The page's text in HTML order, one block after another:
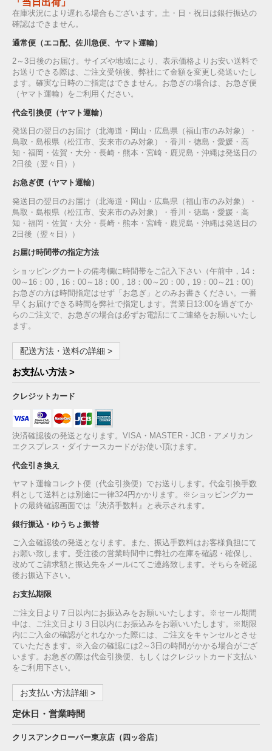
「当日出荷」
在庫状況により遅れる場合もございます。土・日・祝日は銀行振込の
確認はできません。
通常便（エコ配、佐川急便、ヤマト運輸）
2～3日後のお届け。サイズや地域により、表示価格よりお安い送料で
お送りできる際は、ご注文受領後、弊社にて金額を変更し発送いたし
ます。確実な日時のご指定はできません。お急ぎの場合は、お急ぎ便
（ヤマト運輸）をご利用ください。
代金引換便（ヤマト運輸）
発送日の翌日のお届け（北海道・岡山・広島県（福山市のみ対象）・
鳥取・島根県（松江市、安来市のみ対象）・香川・徳島・愛媛・高
知・福岡・佐賀・大分・長崎・熊本・宮崎・鹿児島・沖縄は発送日の
2日後（翌々日））
お急ぎ便（ヤマト運輸）
発送日の翌日のお届け（北海道・岡山・広島県（福山市のみ対象）・
鳥取・島根県（松江市、安来市のみ対象）・香川・徳島・愛媛・高
知・福岡・佐賀・大分・長崎・熊本・宮崎・鹿児島・沖縄は発送日の
2日後（翌々日））
お届け時間帯の指定方法
ショッピングカートの備考欄に時間帯をご記入下さい（午前中，14：
00～16：00，16：00～18：00，18：00～20：00，19：00～21：00）
お急ぎの方は時間指定はせず「お急ぎ」とのみお書きください。一番
早くお届けできる時間を弊社で指定します。営業日13:00を過ぎてか
らのご注文で、お急ぎの場合は必ずお電話にてご連絡をお願いいたし
ます。
配送方法・送料の詳細 >
お支払い方法 >
クレジットカード
決済確認後の発送となります。VISA・MASTER・JCB・アメリカン
エクスプレス・ダイナースカードがお使い頂けます。
代金引き換え
ヤマト運輸コレクト便（代金引換便）でお送りします。代金引換手数
料として送料とは別途に一律324円かかります。※ショッピングカー
トの最終確認画面では『決済手数料』と表示されます。
銀行振込・ゆうちょ振替
ご入金確認後の発送となります。また、振込手数料はお客様負担にて
お願い致します。受注後の営業時間中に弊社の在庫を確認・確保し、
改めてご請求額と振込先をメールにてご連絡致します。そちらを確認
後お振込下さい。
お支払期限
ご注文日より７日以内にお振込みをお願いいたします。※セール期間
中は、ご注文日より３日以内にお振込みをお願いいたします。※期限
内にご入金の確認がとれなかった際には、ご注文をキャンセルとさせ
ていただきます。※入金の確認には2～3日の時間がかかる場合がござ
います。お急ぎの際は代金引換便、もしくはクレジットカード支払い
をご利用下さい。
お支払い方法詳細 >
定休日・営業時間
クリスアンクローバー東京店（四ッ谷店）